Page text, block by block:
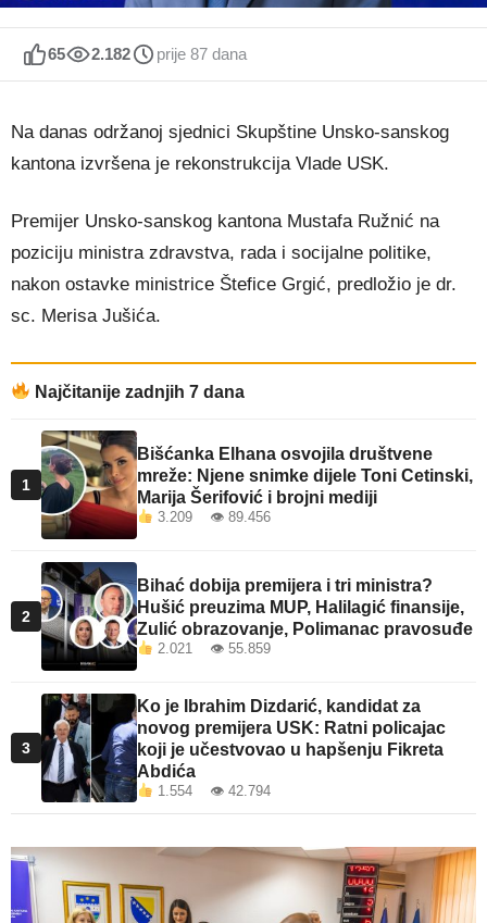
65 2.182 prije 87 dana
Na danas održanoj sjednici Skupštine Unsko-sanskog
kantona izvršena je rekonstrukcija Vlade USK.
Premijer Unsko-sanskog kantona Mustafa Ružnić na
poziciju ministra zdravstva, rada i socijalne politike,
nakon ostavke ministrice Štefice Grgić, predložio je dr.
sc. Merisa Jušića.
Najčitanije zadnjih 7 dana
1
Bišćanka Elhana osvojila društvene
mreže: Njene snimke dijele Toni Cetinski,
Marija Šerifović i brojni mediji
3.209 👁 89.456
2
Bihać dobija premijera i tri ministra?
Hušić preuzima MUP, Halilagić finansije,
Zulić obrazovanje, Polimanac pravosuđe
2.021 👁 55.859
3
Ko je Ibrahim Dizdarić, kandidat za
novog premijera USK: Ratni policajac
koji je učestvovao u hapšenju Fikreta
Abdića
1.554 👁 42.794